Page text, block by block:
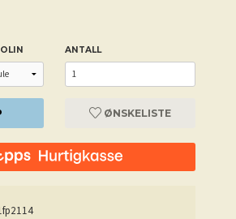
ANTALL
ØNSKELISTE